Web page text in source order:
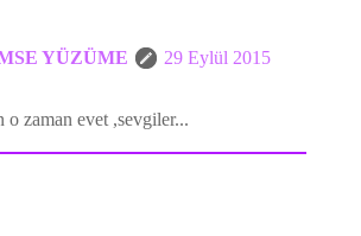
YÜZÜME
29 Eylül 2015
o zaman evet ,sevgiler...